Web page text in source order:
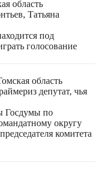
область
Татьяна
под
голосование
область
депутат, чья
Госдумы по
округу
комитета